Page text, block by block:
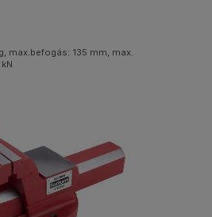
max.befogás: 135 mm, max.